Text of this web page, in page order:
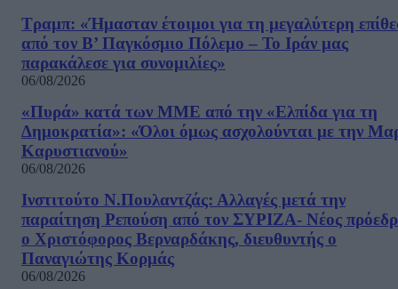
Τραμπ: «Ήμασταν έτοιμοι για τη μεγαλύτερη
από τον Β’ Παγκόσμιο Πόλεμο – Το Ιράν μας
παρακάλεσε για συνομιλίες»
06/08/2026
«Πυρά» κατά των ΜΜΕ από την «Ελπίδα για τη
Δημοκρατία»: «Όλοι όμως ασχολούνται με την
Καρυστιανού»
06/08/2026
Ινστιτούτο Ν.Πουλαντζάς: Αλλαγές μετά την
παραίτηση Ρεπούση από τον ΣΥΡΙΖΑ- Νέος
ο Χριστόφορος Βερναρδάκης, διευθυντής ο
Παναγιώτης Κορμάς
06/08/2026